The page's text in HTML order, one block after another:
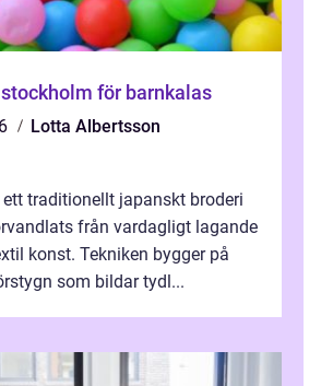
för barnkalas
Lotta Albertsson
traditionellt japanskt broderi
från vardagligt lagande
konst. Tekniken bygger på
som bildar tydl...